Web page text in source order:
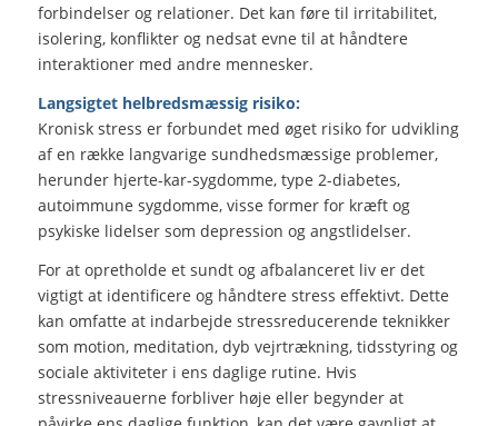
forbindelser og relationer. Det kan føre til irritabilitet,
isolering, konflikter og nedsat evne til at håndtere
interaktioner med andre mennesker.
Langsigtet helbredsmæssig risiko:
Kronisk stress er forbundet med øget risiko for udvikling
af en række langvarige sundhedsmæssige problemer,
herunder hjerte-kar-sygdomme, type 2-diabetes,
autoimmune sygdomme, visse former for kræft og
psykiske lidelser som depression og angstlidelser.
For at opretholde et sundt og afbalanceret liv er det
vigtigt at identificere og håndtere stress effektivt. Dette
kan omfatte at indarbejde stressreducerende teknikker
som motion, meditation, dyb vejrtrækning, tidsstyring og
sociale aktiviteter i ens daglige rutine. Hvis
stressniveauerne forbliver høje eller begynder at